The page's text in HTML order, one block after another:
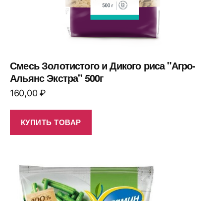
Смесь Золотистого и Дикого риса "Агро-
Альянс Экстра" 500г
160,00₽
КУПИТЬ ТОВАР